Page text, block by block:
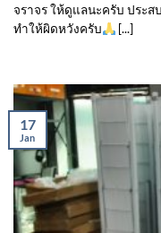
จราจร ให้ดูแลนะครับ ประ
ทำให้ผิดหวังครับ
[...]
17
Jan